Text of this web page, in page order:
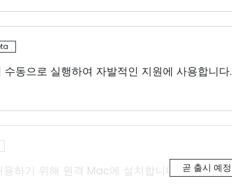
동으로 실행하여 자발적인 지원에 사용합니다.
하기 위해 원격 Mac에 설치합니다. 곧 출시 예정